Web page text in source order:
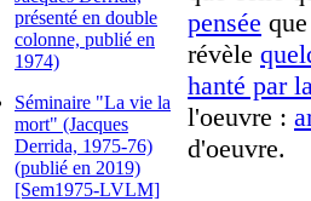
présenté en double
colonne, publié en
1974)
Séminaire "La vie la
mort" (Jacques
Derrida, 1975-76)
(publié en 2019)
[Sem1975-LVLM]
pensée
révèle
hanté par
l'oeuvre :
d'oeuvre.